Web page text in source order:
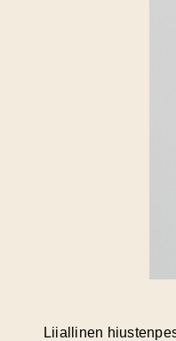
Liiallinen